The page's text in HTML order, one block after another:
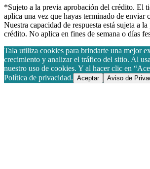
*Sujeto a la previa aprobación del crédito. El
aplica una vez que hayas terminado de enviar
Nuestra capacidad de respuesta está sujeta a
crédito. No aplica en fines de semana o días
Tala utiliza cookies para brindarte una mejor
crecimiento y analizar el tráfico del sitio. Al
nuestro uso de cookies. Y al hacer clic en
Política de privacidad. Aceptar Aviso de